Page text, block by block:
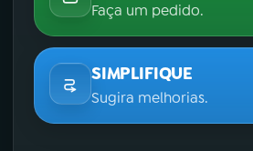
Faça um pedido.
SIMPLIFIQUE
Sugira melhorias.